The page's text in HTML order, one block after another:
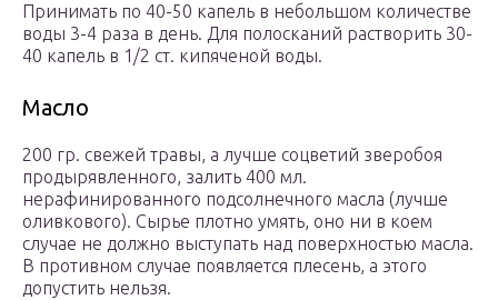
Принимать по 40-50 капель в небольшом количестве
воды 3-4 раза в день. Для полосканий растворить 30-
40 капель в 1/2 ст. кипяченой воды.
Масло
200 гр. свежей травы, а лучше соцветий зверобоя
продырявленного, залить 400 мл.
нерафинированного подсолнечного масла (лучше
оливкового). Сырье плотно умять, оно ни в коем
случае не должно выступать над поверхностью масла.
В противном случае появляется плесень, а этого
допустить нельзя.